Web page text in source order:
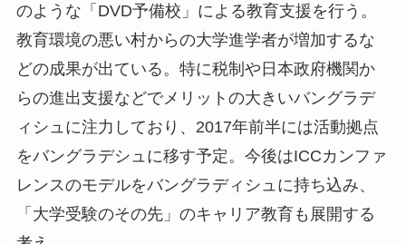
のような「DVD予備校」による教育支援を行う。
教育環境の悪い村からの大学進学者が増加するな
どの成果が出ている。特に税制や日本政府機関か
らの進出支援などでメリットの大きいバングラデ
ィシュに注力しており、2017年前半には活動拠点
をバングラデシュに移す予定。今後はICCカンファ
レンスのモデルをバングラディシュに持ち込み、
「大学受験のその先」のキャリア教育も展開する